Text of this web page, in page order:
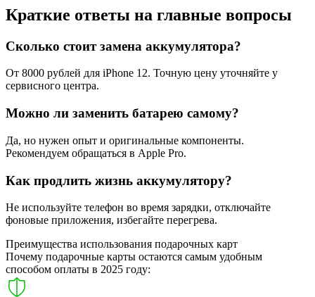
Краткие ответы на главные вопросы
Сколько стоит замена аккумулятора?
От 8000 рублей для iPhone 12. Точную цену уточняйте у
сервисного центра.
Можно ли заменить батарею самому?
Да, но нужен опыт и оригинальные компоненты.
Рекомендуем обращаться в Apple Pro.
Как продлить жизнь аккумулятору?
Не используйте телефон во время зарядки, отключайте
фоновые приложения, избегайте перегрева.
Преимущества использования подарочных карт
Почему подарочные карты остаются самым удобным
способом оплаты в 2025 году: